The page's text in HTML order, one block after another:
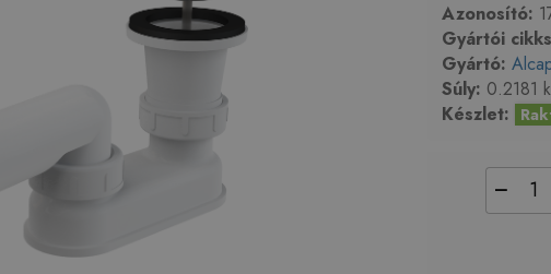
Azonosító:
Gyártói
Gyártó:
Súly: 0.2181
Készlet:
−